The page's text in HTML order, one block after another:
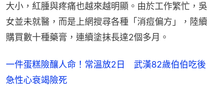
大小，紅腫與疼痛也越來越明顯。由於工作繁忙，吳
女並未就醫，而是上網搜尋各種「消痘偏方」，陸續
購買數十種藥膏，連續塗抹長達2個多月。
一件蛋糕險釀人命！常溫放2日 武漢82歲伯伯吃後
急性心衰竭險死